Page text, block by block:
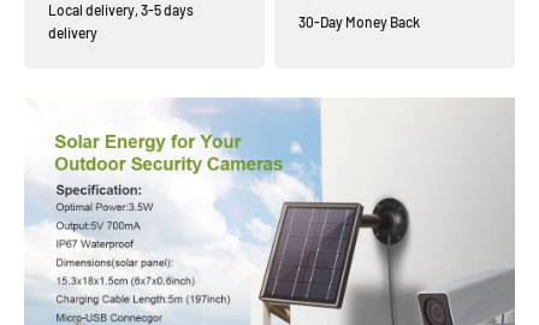
Local delivery, 3-5 days
delivery
30-Day Money Back